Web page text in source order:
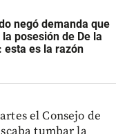
negó demanda que
posesión de De la
esta es la razón
el Consejo de